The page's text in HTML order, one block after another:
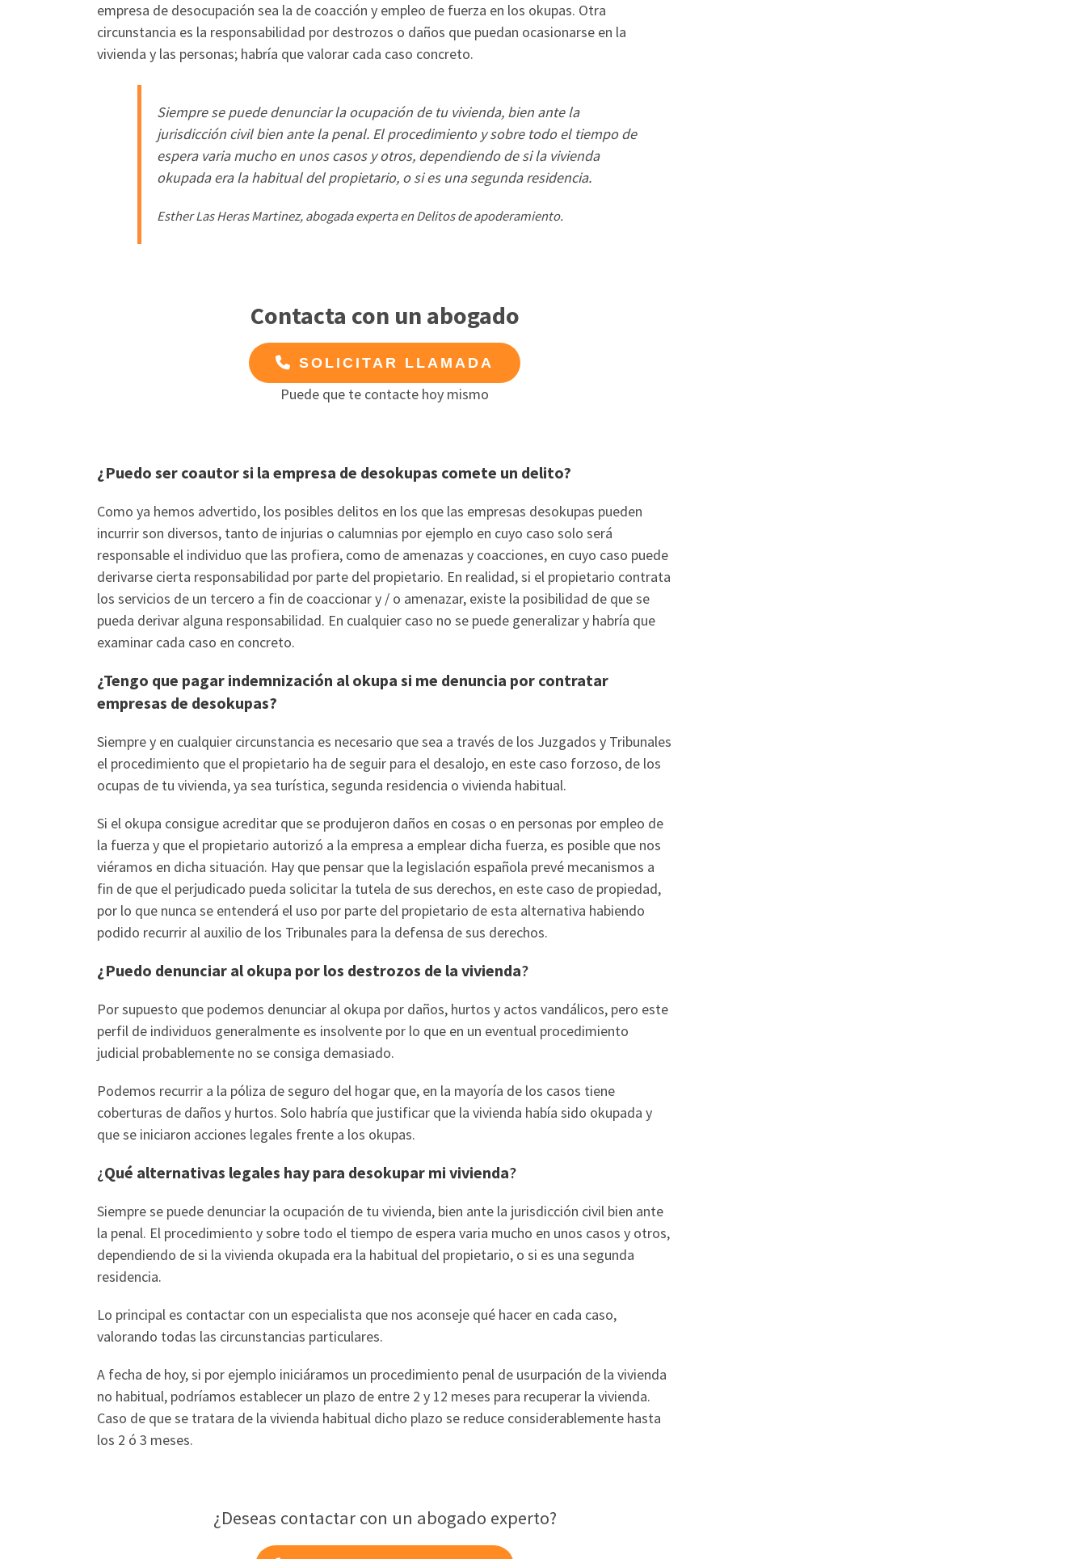
empresa de desocupación sea la de coacción y empleo de fuerza en los okupas. Otra
circunstancia es la responsabilidad por destrozos o daños que puedan ocasionarse en la
vivienda y las personas; habría que valorar cada caso concreto.
Siempre se puede denunciar la ocupación de tu vivienda, bien ante la
jurisdicción civil bien ante la penal. El procedimiento y sobre todo el tiempo de
espera varia mucho en unos casos y otros, dependiendo de si la vivienda
okupada era la habitual del propietario, o si es una segunda residencia.
Esther Las Heras Martinez, abogada experta en Delitos de apoderamiento.
Contacta con un abogado
SOLICITAR LLAMADA
Puede que te contacte hoy mismo
¿Puedo ser coautor si la empresa de desokupas comete un delito?
Como ya hemos advertido, los posibles delitos en los que las empresas desokupas pueden
incurrir son diversos, tanto de injurias o calumnias por ejemplo en cuyo caso solo será
responsable el individuo que las profiera, como de amenazas y coacciones, en cuyo caso puede
derivarse cierta responsabilidad por parte del propietario. En realidad, si el propietario contrata
los servicios de un tercero a fin de coaccionar y / o amenazar, existe la posibilidad de que se
pueda derivar alguna responsabilidad. En cualquier caso no se puede generalizar y habría que
examinar cada caso en concreto.
¿Tengo que pagar indemnización al okupa si me denuncia por contratar
empresas de desokupas?
Siempre y en cualquier circunstancia es necesario que sea a través de los Juzgados y Tribunales
el procedimiento que el propietario ha de seguir para el desalojo, en este caso forzoso, de los
ocupas de tu vivienda, ya sea turística, segunda residencia o vivienda habitual.
Si el okupa consigue acreditar que se produjeron daños en cosas o en personas por empleo de
la fuerza y que el propietario autorizó a la empresa a emplear dicha fuerza, es posible que nos
viéramos en dicha situación. Hay que pensar que la legislación española prevé mecanismos a
fin de que el perjudicado pueda solicitar la tutela de sus derechos, en este caso de propiedad,
por lo que nunca se entenderá el uso por parte del propietario de esta alternativa habiendo
podido recurrir al auxilio de los Tribunales para la defensa de sus derechos.
¿Puedo denunciar al okupa por los destrozos de la vivienda?
Por supuesto que podemos denunciar al okupa por daños, hurtos y actos vandálicos, pero este
perfil de individuos generalmente es insolvente por lo que en un eventual procedimiento
judicial probablemente no se consiga demasiado.
Podemos recurrir a la póliza de seguro del hogar que, en la mayoría de los casos tiene
coberturas de daños y hurtos. Solo habría que justificar que la vivienda había sido okupada y
que se iniciaron acciones legales frente a los okupas.
¿Qué alternativas legales hay para desokupar mi vivienda?
Siempre se puede denunciar la ocupación de tu vivienda, bien ante la jurisdicción civil bien ante
la penal. El procedimiento y sobre todo el tiempo de espera varia mucho en unos casos y otros,
dependiendo de si la vivienda okupada era la habitual del propietario, o si es una segunda
residencia.
Lo principal es contactar con un especialista que nos aconseje qué hacer en cada caso,
valorando todas las circunstancias particulares.
A fecha de hoy, si por ejemplo iniciáramos un procedimiento penal de usurpación de la vivienda
no habitual, podríamos establecer un plazo de entre 2 y 12 meses para recuperar la vivienda.
Caso de que se tratara de la vivienda habitual dicho plazo se reduce considerablemente hasta
los 2 ó 3 meses.
¿Deseas contactar con un abogado experto?